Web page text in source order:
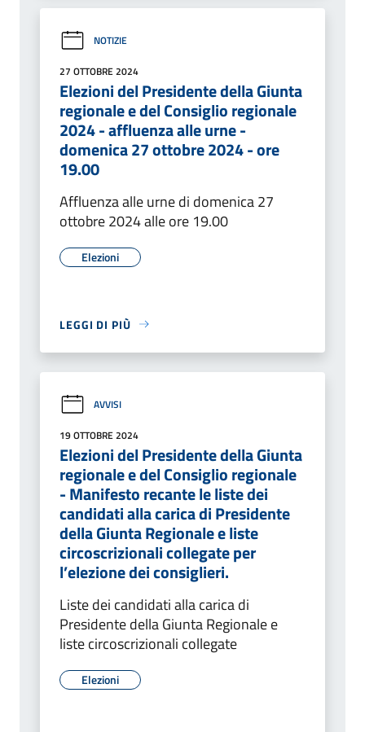
NOTIZIE
27 OTTOBRE 2024
Elezioni del Presidente della Giunta
regionale e del Consiglio regionale
2024 - affluenza alle urne -
domenica 27 ottobre 2024 - ore
19.00
Affluenza alle urne di domenica 27
ottobre 2024 alle ore 19.00
Elezioni
LEGGI DI PIÙ
AVVISI
19 OTTOBRE 2024
Elezioni del Presidente della Giunta
regionale e del Consiglio regionale
- Manifesto recante le liste dei
candidati alla carica di Presidente
della Giunta Regionale e liste
circoscrizionali collegate per
l’elezione dei consiglieri.
Liste dei candidati alla carica di
Presidente della Giunta Regionale e
liste circoscrizionali collegate
Elezioni